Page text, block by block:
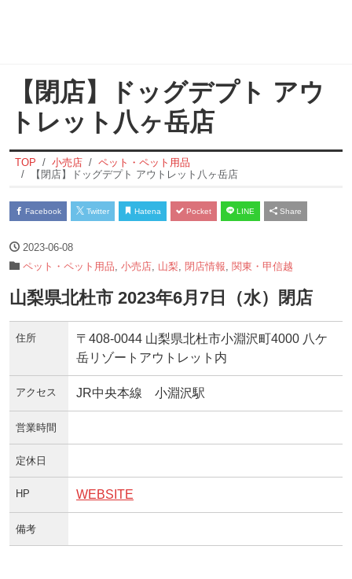
【閉店】ドッグデプト アウ
トレット八ヶ岳店
TOP 小売店
ペット・ペット用品
【閉店】ドッグデプト アウトレット八ヶ岳店
Facebook Twitter Hatena Pocket LINE Share
2023-06-08
ペット・ペット用品 小売店 山梨 閉店情報 関東・甲信越
山梨県北杜市 2023年6月7日（水）閉店
住所
〒408-0044 山梨県北杜市小淵沢町4000 八ケ
岳リゾートアウトレット内
アクセス JR中央本線 小淵沢駅
営業時間
定休日
HP WEBSITE
備考